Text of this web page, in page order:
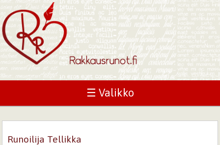
☰ Valikko
Runoilija Tellikka